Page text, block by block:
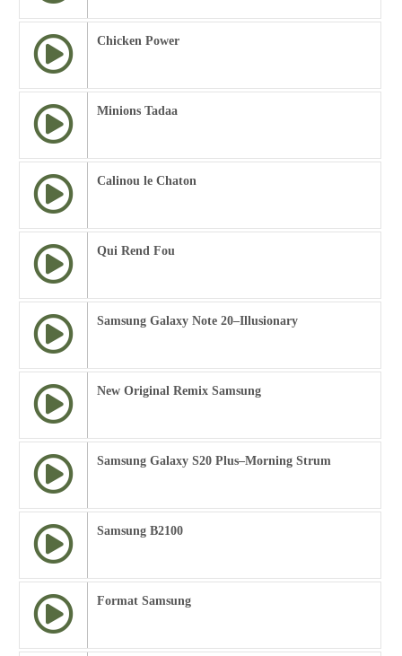
Chicken Power
Minions Tadaa
Calinou le Chaton
Qui Rend Fou
Samsung Galaxy Note 20–Illusionary
New Original Remix Samsung
Samsung Galaxy S20 Plus–Morning Strum
Samsung B2100
Format Samsung